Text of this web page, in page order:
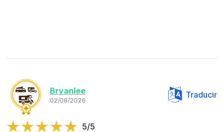
Bryanlee
02/08/2026
Traducir
5/5